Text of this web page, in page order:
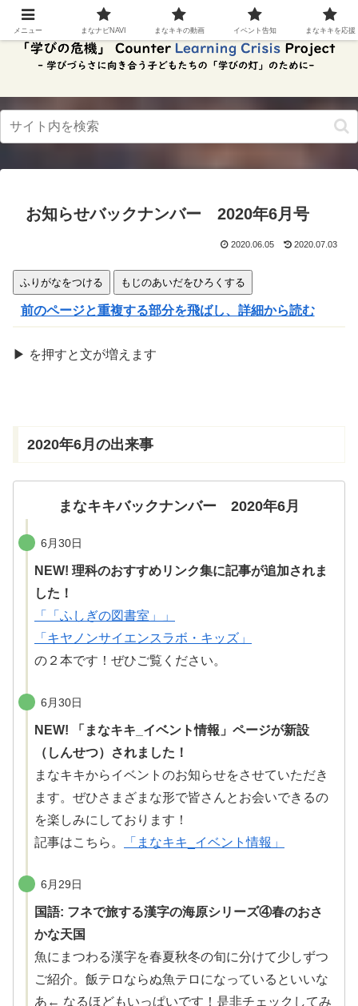
スク
リー
ンリ
ド。
この
ボタ
ンを
と、
ダー
の読
み上
にで
お知らせバックナンバー 2020年6月号
2020.06.05 2020.07.03
ふりがなをつける もじのあいだをひろくする
前のページと重複する部分を飛ばし、詳細から読む
▶ を押すと文が増 えます
2020年6月 の出来事
まなキキバックナンバー 2020年6月
6月30日
NEW! 理科のおすすめリンク集に記事が追加されま
した！
「「ふしぎの図書室」」
「キヤノンサイエンスラボ・キッズ」
の２本です！ぜひご覧 ください。
6月30日
NEW! 「まなキキ_イベント情報」ページが新設
（しんせつ）されました！
まなキキからイベントのお知らせをさせていただき
ます。ぜひさまざまな形で皆さんとお会いできるの
を楽しみにしております！
記事はこちら。
「まなキキ_イベント情報」
6月29日
国語: フネで旅する漢字の海原シリーズ④春のおさ
かな天国
魚にまつわる漢字を春夏秋冬の旬に分けて少しずつ
ご紹介。 飯テロならぬ魚テロになっているといいな
あ← なるほどもいっぱいです！ 是非チェックしてみ
メニュー まなナビNAVI まなキキの動画 イベント告知 まなキキを応援